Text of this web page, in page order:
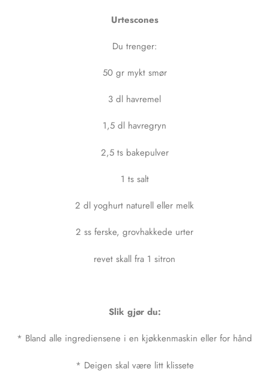
Urtescones
Du trenger:
50 gr mykt smør
3 dl havremel
1,5 dl havregryn
2,5 ts bakepulver
1 ts salt
2 dl yoghurt naturell eller melk
2 ss ferske, grovhakkede urter
revet skall fra 1 sitron
Slik gjør du:
* Bland alle ingrediensene i en kjøkkenmaskin eller for hånd
* Deigen skal være litt klissete